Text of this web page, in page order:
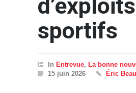
d’exploits
sportifs
In Entrevue, La bonne
15 juin 2026
Éric